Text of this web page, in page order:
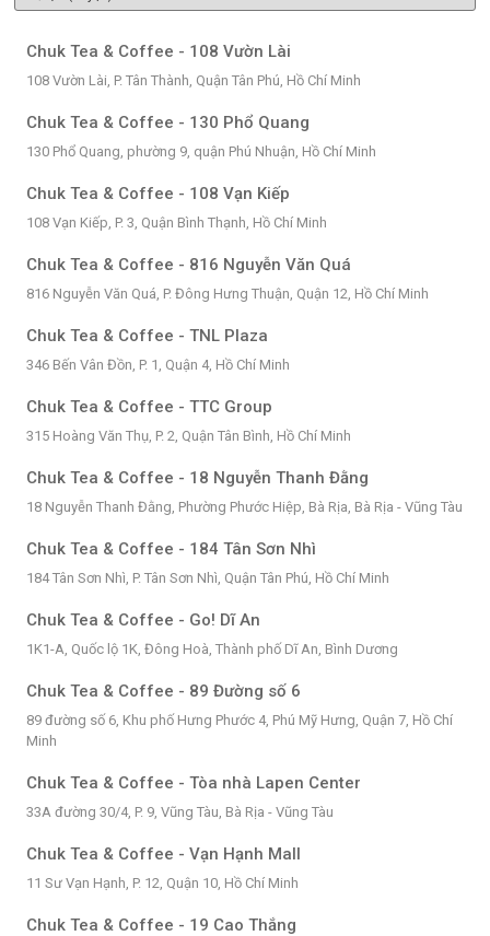
Chuk Tea & Coffee - 108 Vườn Lài
108 Vườn Lài, P. Tân Thành, Quận Tân Phú, Hồ Chí Minh
Chuk Tea & Coffee - 130 Phổ Quang
130 Phổ Quang, phường 9, quận Phú Nhuận, Hồ Chí Minh
Chuk Tea & Coffee - 108 Vạn Kiếp
108 Vạn Kiếp, P. 3, Quận Bình Thạnh, Hồ Chí Minh
Chuk Tea & Coffee - 816 Nguyễn Văn Quá
816 Nguyễn Văn Quá, P. Đông Hưng Thuận, Quận 12, Hồ Chí Minh
Chuk Tea & Coffee - TNL Plaza
346 Bến Vân Đồn, P. 1, Quận 4, Hồ Chí Minh
Chuk Tea & Coffee - TTC Group
315 Hoàng Văn Thụ, P. 2, Quận Tân Bình, Hồ Chí Minh
Chuk Tea & Coffee - 18 Nguyễn Thanh Đằng
18 Nguyễn Thanh Đằng, Phường Phước Hiệp, Bà Rịa, Bà Rịa - Vũng Tàu
Chuk Tea & Coffee - 184 Tân Sơn Nhì
184 Tân Sơn Nhì, P. Tân Sơn Nhì, Quận Tân Phú, Hồ Chí Minh
Chuk Tea & Coffee - Go! Dĩ An
1K1-A, Quốc lộ 1K, Đông Hoà, Thành phố Dĩ An, Bình Dương
Chuk Tea & Coffee - 89 Đường số 6
89 đường số 6, Khu phố Hưng Phước 4, Phú Mỹ Hưng, Quận 7, Hồ Chí
Minh
Chuk Tea & Coffee - Tòa nhà Lapen Center
33A đường 30/4, P. 9, Vũng Tàu, Bà Rịa - Vũng Tàu
Chuk Tea & Coffee - Vạn Hạnh Mall
11 Sư Vạn Hạnh, P. 12, Quận 10, Hồ Chí Minh
Chuk Tea & Coffee - 19 Cao Thắng